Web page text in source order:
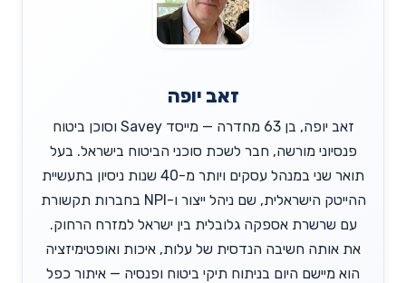
זאב יופה
זאב יופה, בן 63 מחדרה — מייסד Savey וסוכן ביטוח
פנסיוני מורשה, חבר לשכת סוכני הביטוח בישראל. בעל
תואר שני במנהל עסקים ויותר מ-40 שנות ניסיון בתעשיית
ההייטק הישראלית, שם ניהל ייצור ו-NPI בחברות תקשורת
עם שרשרת אספקה גלובלית בין ישראל למזרח הרחוק.
את אותה חשיבה הנדסית של עלות, איכות ואופטימיזציה
הוא מיישם היום בניתוח תיקי ביטוח ופנסיה — איתור כפל